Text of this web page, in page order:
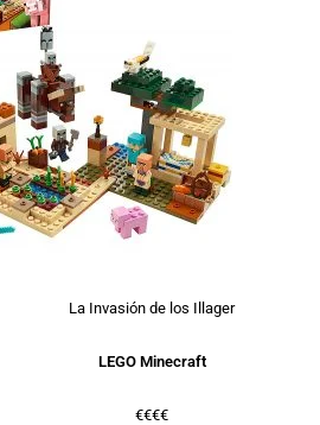
La Invasión de los Illager
LEGO Minecraft
€€€€